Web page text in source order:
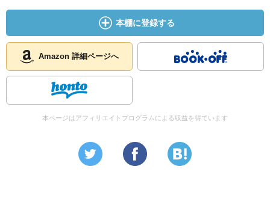
本棚に登録する
Amazon 詳細ページへ
本ページはアフィリエイトプログラムによる収益を得ています